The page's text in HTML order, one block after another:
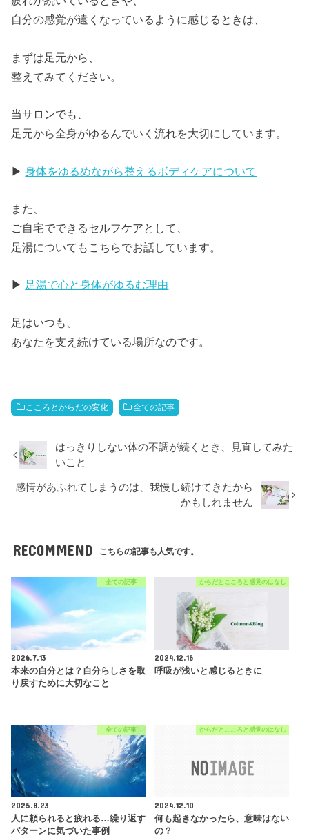
自分の感覚が遠くなっているように感じるときは、
まずは足元から、
整えてみてください。
当サロンでも、
足元から全身がゆるんでいく流れを大切にしています。
▶身体をゆるめながら整えるボディケアについて
また、
ご自宅でできるセルフケアとして、
足湯についてもこちらでお話しています。
▶ 足湯で心と身体がゆるむ理由
足はいつも、
あなたを支え続けている場所なのです。
こころとからだの変化 全ての記事
はっきりしない体の不調が続くとき、見直してみた
いこと
感情があふれてしまうのは、我慢し続けてきたから
かもしれません
RECOMMEND こちらの記事も人気です。
全ての記事
2026.7.13
本来の自分とは？自分らしさを取
り戻すために大切なこと
からだとこころと感覚のはなし
2024.12.16
呼吸が浅いと感じるときに
全ての記事
2025.8.23
人に頼られると疲れる…繰り返す
パターンに気づいた事例
からだとこころと感覚のはなし
2024.12.10
何も起きなかったら、意味はない
の？